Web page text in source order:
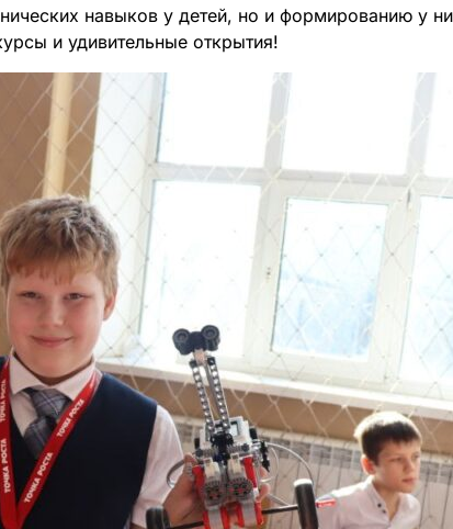
навыков у детей, но и формированию у
и удивительные открытия!